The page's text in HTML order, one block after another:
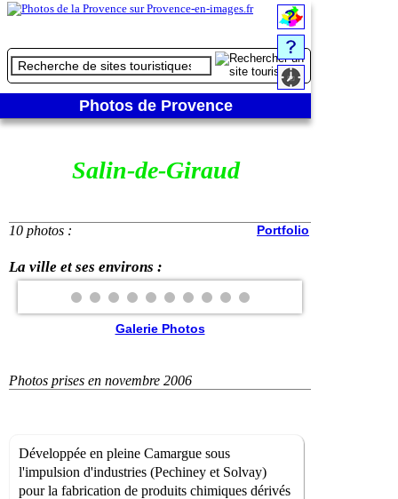
Photos de Provence
Salin-de-Giraud
10 photos : Portfolio
La ville et ses environs :
❮ ❯
Galerie Photos
Photos prises en novembre 2006
Développée en pleine Camargue sous
l'impulsion d'industries (Pechiney et Solvay)
pour la fabrication de produits chimiques dérivés